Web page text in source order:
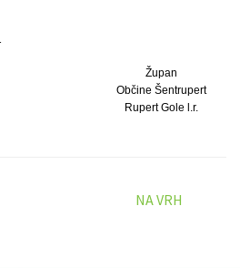
Župan
Občine Šentrupert
Rupert Gole l.r.
NA VRH